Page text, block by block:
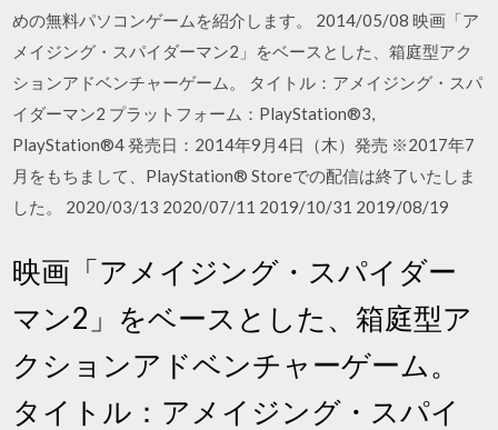
めの無料パソコンゲームを紹介します。 2014/05/08 映画「ア
メイジング・スパイダーマン2」をベースとした、箱庭型アク
ションアドベンチャーゲーム。 タイトル：アメイジング・スパ
イダーマン2 プラットフォーム：PlayStation®3,
PlayStation®4 発売日：2014年9月4日（木）発売 ※2017年7
月をもちまして、PlayStation® Storeでの配信は終了いたしま
した。 2020/03/13 2020/07/11 2019/10/31 2019/08/19
映画「アメイジング・スパイダー
マン2」をベースとした、箱庭型ア
クションアドベンチャーゲーム。
タイトル：アメイジング・スパイ